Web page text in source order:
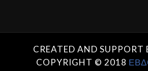
CREATED AND SUPPORT
COPYRIGHT © 2018